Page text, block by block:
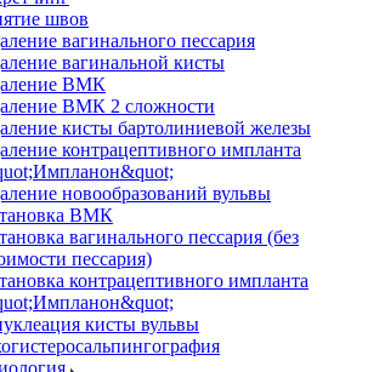
швов
вагинального пессария
вагинальной кисты
ВМК
ВМК 2 сложности
кисты бартолиниевой железы
контрацептивного импланта
новообразований вульвы
ВМК
вагинального пессария (без
пессария)
контрацептивного импланта
кисты вульвы